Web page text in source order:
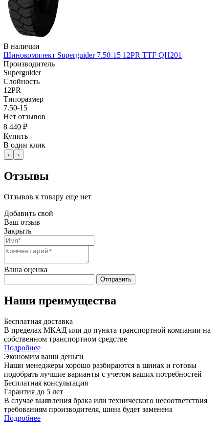
В наличии
Шинокомплект Superguider 7.50-15 12PR TTF QH201
Производитель
Superguider
Слойность
12PR
Типоразмер
7.50-15
Нет отзывов
8 440 ₽
Купить
В один клик
‹ ›
Отзывы
Отзывов к товару еще нет
Добавить свой
Ваш отзыв
Закрыть
Ваша оценка
Отправить
Наши преимущества
Бесплатная доставка
В пределах МКАД или до пункта транспортной компании на
собственном транспортном средстве
Подробнее
Экономим ваши деньги
Наши менеджеры хорошо разбираются в шинах и готовы
подобрать лучшие варианты с учетом ваших потребностей
Бесплатная консультация
Гарантия до 5 лет
В случае выявления брака или технического несоответствия
требованиям производителя, шина будет заменена
Подробнее